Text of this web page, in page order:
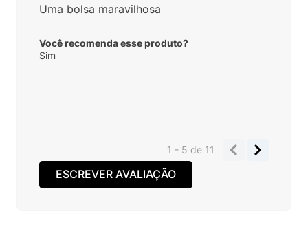
Uma bolsa maravilhosa
Você recomenda esse produto?
Sim
1 - 5de 11
ESCREVER AVALIAÇÃO